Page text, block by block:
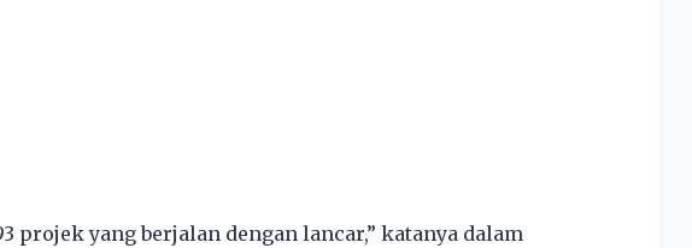
projek yang berjalan dengan lancar,” katanya dalam